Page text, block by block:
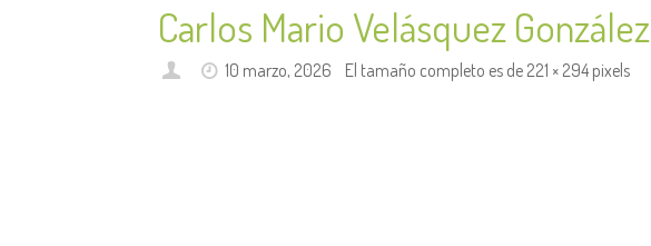
Carlos Mario Velásquez González
10 marzo, 2026 El tamaño completo es de221 × 294pixels